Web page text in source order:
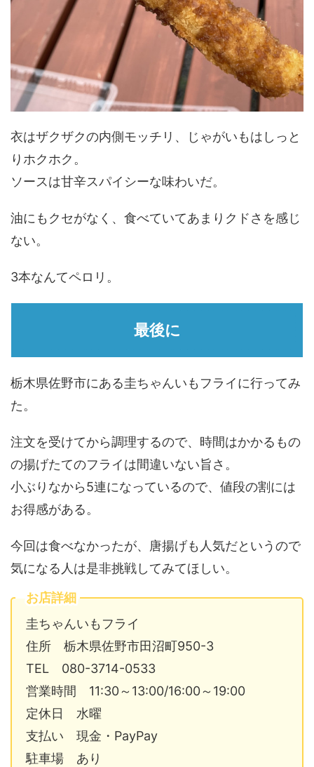
衣はザクザクの内側モッチリ、じゃがいもはしっと
りホクホク。
ソースは甘辛スパイシーな味わいだ。
油にもクセがなく、食べていてあまりクドさを感じ
ない。
3本なんてペロリ。
最後に
栃木県佐野市にある圭ちゃんいもフライに行ってみ
た。
注文を受けてから調理するので、時間はかかるもの
の揚げたてのフライは間違いない旨さ。
小ぶりなから5連になっているので、値段の割には
お得感がある。
今回は食べなかったが、唐揚げも人気だというので
気になる人は是非挑戦してみてほしい。
お店詳細
圭ちゃんいもフライ
住所 栃木県佐野市田沼町950-3
TEL 080-3714-0533
営業時間 11:30～13:00/16:00～19:00
定休日 水曜
支払い 現金・PayPay
駐車場 あり